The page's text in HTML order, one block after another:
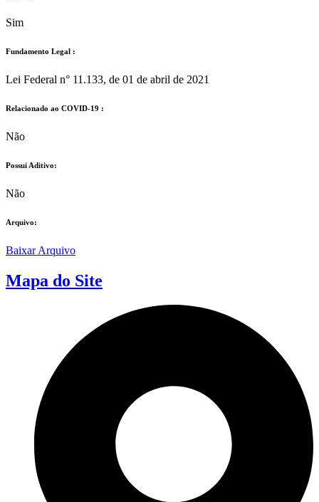
Sim
Fundamento Legal :​
Lei Federal n° 11.133, de 01 de abril de 2021
Relacionado ao COVID-19 :​
Não
Possui Aditivo:​
Não
Arquivo:
Baixar Arquivo
Mapa do Site